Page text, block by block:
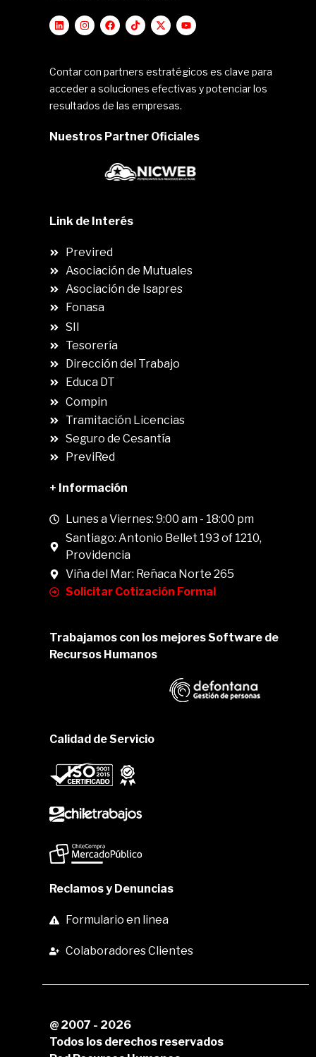
Contar con partners estratégicos es clave para
acceder a soluciones efectivas y potenciar los
resultados de las empresas.
Nuestros Partner Oficiales
Link de Interés
Previred
Asociación de Mutuales
Asociación de Isapres
Fonasa
SII
Tesorería
Dirección del Trabajo
Educa DT
Compin
Tramitación Licencias
Seguro de Cesantía
PreviRed
+ Información
Lunes a Viernes: 9:00 am - 18:00 pm
Santiago: Antonio Bellet 193 of 1210,
Providencia
Viña del Mar: Reñaca Norte 265
Solicitar Cotización Formal
Trabajamos con los mejores Software de
Recursos Humanos
Calidad de Servicio
Reclamos y Denuncias
Formulario en linea
Colaboradores Clientes
@ 2007 - 2026
Todos los derechos reservados